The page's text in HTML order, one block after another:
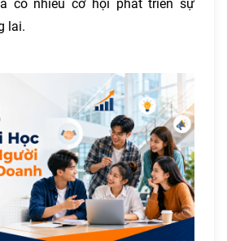
có nhiều cơ hội phát triển sự
lai.